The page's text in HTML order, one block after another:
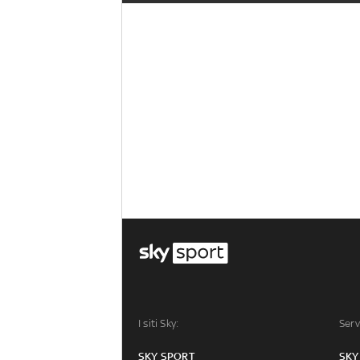
I siti Sky:
SKY SPORT